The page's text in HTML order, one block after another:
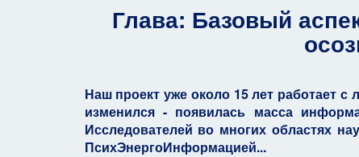
Глава: Базовый
Наш проект уже около 15 лет работает
изменился - появилась масса
Исследователей во многих областях
ПсихЭнергоИнформацией...